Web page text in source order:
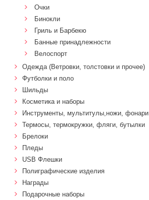
Очки
Бинокли
Гриль и Барбекю
Банные принадлежности
Велоспорт
Одежда (Ветровки, толстовки и прочее)
Футболки и поло
Шильды
Косметика и наборы
Инструменты, мультитулы,ножи, фонари
Термосы, термокружки, фляги, бутылки
Брелоки
Пледы
USB Флешки
Полиграфические изделия
Награды
Подарочные наборы